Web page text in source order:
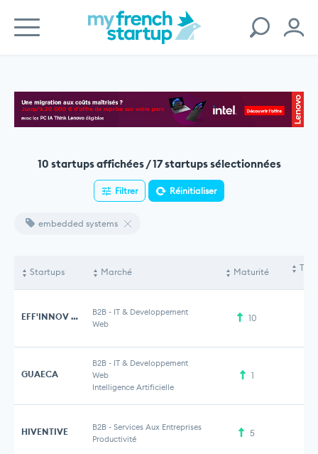
10 startups affichées / 17 startups sélectionnées
Filtrer Réinitialiser
embedded systems
Startups Marché Maturité
EFF'INNOV TECHNOLOGIES B2B - IT & Developpement
Web
10
GUAECA
B2B - IT & Developpement
Web
Intelligence Artificielle
1
HIVENTIVE B2B - Services Aux Entreprises
Productivité
5